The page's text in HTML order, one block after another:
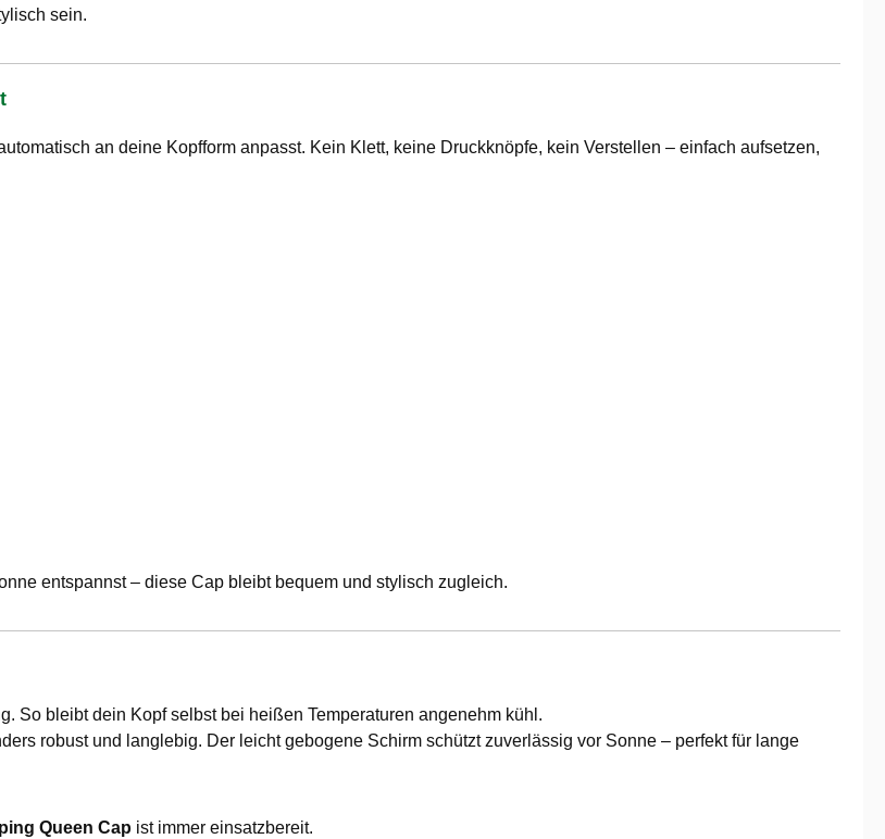
sein.
an deine Kopfform anpasst. Kein Klett, keine Druckknöpfe, kein Verstellen – einfach aufsetzen,
entspannst – diese Cap bleibt bequem und stylisch zugleich.
So bleibt dein Kopf selbst bei heißen Temperaturen angenehm kühl.
robust und langlebig. Der leicht gebogene Schirm schützt zuverlässig vor Sonne – perfekt für lange
Queen Cap ist immer einsatzbereit.